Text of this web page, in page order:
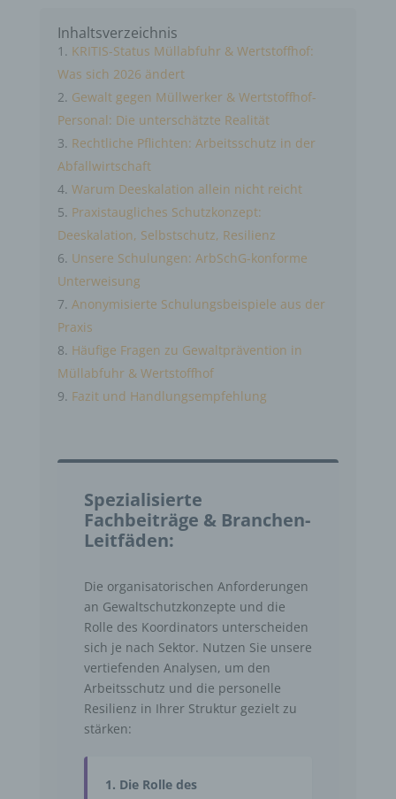
Inhaltsverzeichnis
KRITIS-Status Müllabfuhr & Wertstoffhof:
Was sich 2026 ändert
Gewalt gegen Müllwerker & Wertstoffhof-
Personal: Die unterschätzte Realität
Rechtliche Pflichten: Arbeitsschutz in der
Abfallwirtschaft
Warum Deeskalation allein nicht reicht
Praxistaugliches Schutzkonzept:
Deeskalation, Selbstschutz, Resilienz
Unsere Schulungen: ArbSchG-konforme
Unterweisung
Anonymisierte Schulungsbeispiele aus der
Praxis
Häufige Fragen zu Gewaltprävention in
Müllabfuhr & Wertstoffhof
Fazit und Handlungsempfehlung
Spezialisierte
Fachbeiträge & Branchen-
Leitfäden:
Die organisatorischen Anforderungen
an Gewaltschutzkonzepte und die
Rolle des Koordinators unterscheiden
sich je nach Sektor. Nutzen Sie unsere
vertiefenden Analysen, um den
Arbeitsschutz und die personelle
Resilienz in Ihrer Struktur gezielt zu
stärken:
1. Die Rolle des